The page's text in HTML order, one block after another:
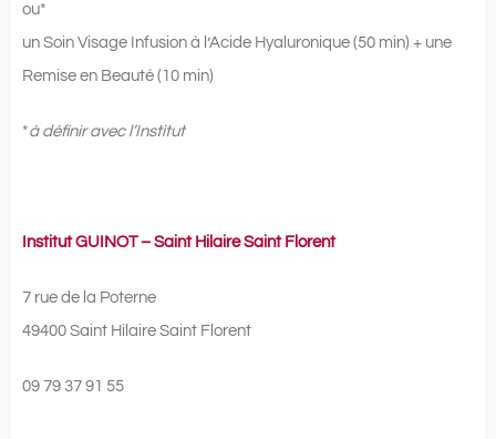
ou*
un Soin Visage Infusion à l’Acide Hyaluronique (50 min) + une
Remise en Beauté (10 min)
*à définir avec l’Institut
Institut GUINOT – Saint Hilaire Saint Florent
7 rue de la Poterne
49400 Saint Hilaire Saint Florent
09 79 37 91 55